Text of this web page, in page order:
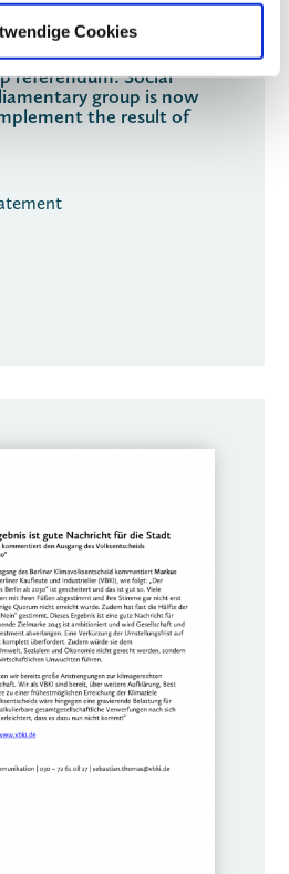
Cookies
referendum: Social
group is now
the result of